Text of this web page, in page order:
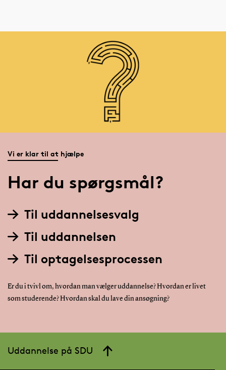
Vi er klar til at hjælpe
Har du spørgsmål?
Til uddannelsesvalg
Til uddannelsen
Til optagelsesprocessen
Er du i tvivl om, hvordan man vælger uddannelse? Hvordan er livet
som studerende? Hvordan skal du lave din ansøgning?
Uddannelse på SDU